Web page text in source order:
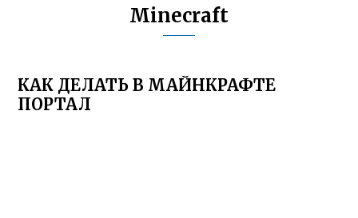
Minecraft
КАК ДЕЛАТЬ В МАЙНКРАФТЕ
ПОРТАЛ